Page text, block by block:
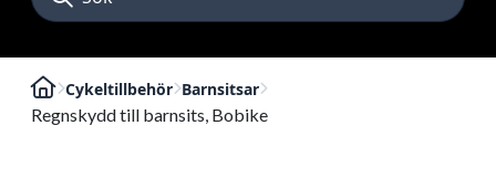
Cykeltillbehör Barnsitsar
Regnskydd till barnsits, Bobike